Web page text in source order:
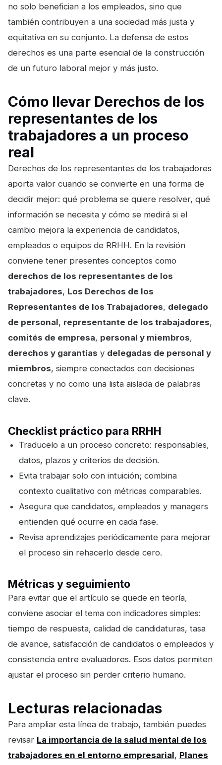
no solo benefician a los empleados, sino que
también contribuyen a una sociedad más justa y
equitativa en su conjunto. La defensa de estos
derechos es una parte esencial de la construcción
de un futuro laboral mejor y más justo.
Cómo llevar Derechos de los
representantes de los
trabajadores a un proceso
real
Derechos de los representantes de los trabajadores
aporta valor cuando se convierte en una forma de
decidir mejor: qué problema se quiere resolver, qué
información se necesita y cómo se medirá si el
cambio mejora la experiencia de candidatos,
empleados o equipos de RRHH. En la revisión
conviene tener presentes conceptos como
derechos de los representantes de los
trabajadores, Los Derechos de los
Representantes de los Trabajadores, delegado
de personal, representante de los trabajadores,
comités de empresa, personal y miembros,
derechos y garantías y delegadas de personal y
miembros, siempre conectados con decisiones
concretas y no como una lista aislada de palabras
clave.
Checklist práctico para RRHH
Traducelo a un proceso concreto: responsables,
datos, plazos y criterios de decisión.
Evita trabajar solo con intuición; combina
contexto cualitativo con métricas comparables.
Asegura que candidatos, empleados y managers
entienden qué ocurre en cada fase.
Revisa aprendizajes periódicamente para mejorar
el proceso sin rehacerlo desde cero.
Métricas y seguimiento
Para evitar que el artículo se quede en teoría,
conviene asociar el tema con indicadores simples:
tiempo de respuesta, calidad de candidaturas, tasa
de avance, satisfacción de candidatos o empleados y
consistencia entre evaluadores. Esos datos permiten
ajustar el proceso sin perder criterio humano.
Lecturas relacionadas
Para ampliar esta línea de trabajo, también puedes
revisar La importancia de la salud mental de los
trabajadores en el entorno empresarial, Planes